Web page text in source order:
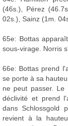
(46s.), Pérez
02s.), Sainz (1m.
65e: Bottas
sous-virage. Norris
66e: Bottas prend
se porte à sa
ne peut passer. Le
déclivité et prend
dans Schlossgold
revient à la